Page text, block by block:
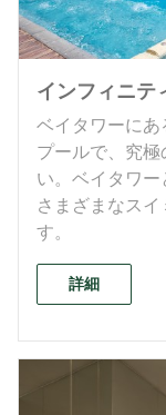
インフィニテ
ベイタワーにあ
プールで、究
い。ベイタワー
さまざまなス
す。
詳細